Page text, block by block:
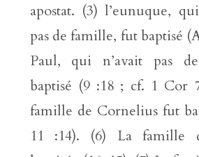
apostat. (3) l’eunuque,
pas de famille, fut baptisé
Paul, qui n’avait pas
baptisé (9 :18 ; cf. 1 Cor
famille de Cornelius fut
11 :14). (6) La famille